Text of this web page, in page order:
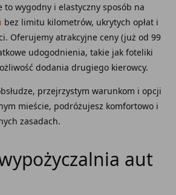
to wygodny i elastyczny sposób na
bez limitu kilometrów, ukrytych opłat i
Oferujemy atrakcyjne ceny (już od 99
udogodnienia, takie jak foteliki
dodania drugiego kierowcy.
przejrzystym warunkom i opcji
mieście, podróżujesz komfortowo i
zasadach.
aut